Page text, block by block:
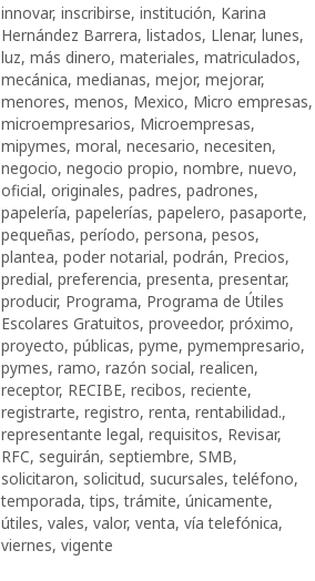
innovar, inscribirse, institución, Karina
Hernández Barrera, listados, Llenar, lunes,
luz, más dinero, materiales, matriculados,
mecánica, medianas, mejor, mejorar,
menores, menos, Mexico, Micro empresas,
microempresarios, Microempresas,
mipymes, moral, necesario, necesiten,
negocio, negocio propio, nombre, nuevo,
oficial, originales, padres, padrones,
papelería, papelerías, papelero, pasaporte,
pequeñas, período, persona, pesos,
plantea, poder notarial, podrán, Precios,
predial, preferencia, presenta, presentar,
producir, Programa, Programa de Útiles
Escolares Gratuitos, proveedor, próximo,
proyecto, públicas, pyme, pymempresario,
pymes, ramo, razón social, realicen,
receptor, RECIBE, recibos, reciente,
registrarte, registro, renta, rentabilidad.,
representante legal, requisitos, Revisar,
RFC, seguirán, septiembre, SMB,
solicitaron, solicitud, sucursales,teléfono,
temporada,tips,trámite, únicamente,
útiles, vales, valor, venta, vía telefónica,
viernes, vigente